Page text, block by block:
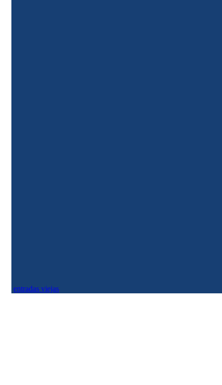
entradas viejas